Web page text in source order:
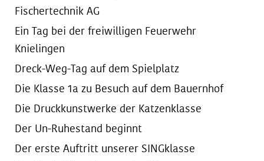
Fischertechnik AG
Ein Tag bei der freiwilligen Feuerwehr
Knielingen
Dreck-Weg-Tag auf dem Spielplatz
Die Klasse 1a zu Besuch auf dem Bauernhof
Die Druckkunstwerke der Katzenklasse
Der Un-Ruhestand beginnt
Der erste Auftritt unserer SINGklasse